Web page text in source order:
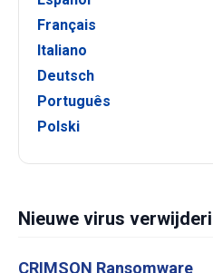
Français
Italiano
Deutsch
Português
Polski
Nieuwe virus
CRIMSON Ransomware